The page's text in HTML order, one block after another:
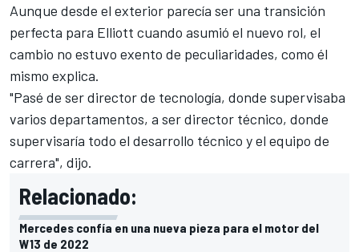
Aunque desde el exterior parecía ser una transición
perfecta para Elliott cuando asumió el nuevo rol, el
cambio no estuvo exento de peculiaridades, como él
mismo explica.
"Pasé de ser director de tecnología, donde supervisaba
varios departamentos, a ser director técnico, donde
supervisaría todo el desarrollo técnico y el equipo de
carrera", dijo.
Relacionado:
Mercedes confía en una nueva pieza para el motor del
W13 de 2022